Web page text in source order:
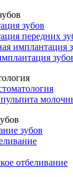
зубов
передних
имплантация
зубов
отбеливание